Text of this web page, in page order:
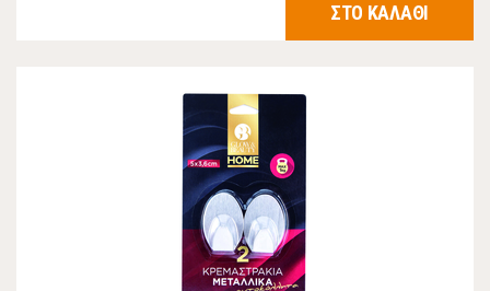
ΣΤΟ ΚΑΛΑΘΙ